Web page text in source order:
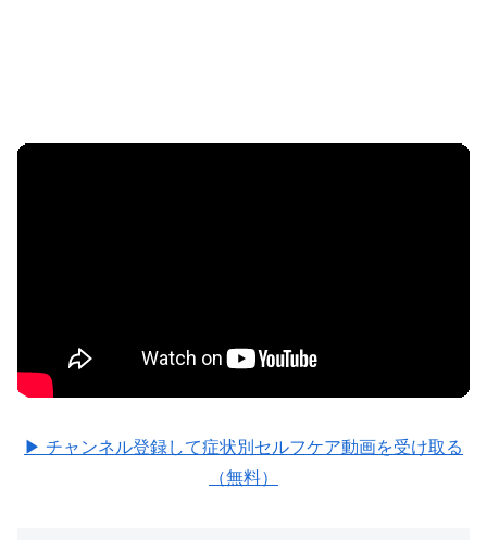
▶ チャンネル登録して症状別セルフケア動画を受け取る
（無料）